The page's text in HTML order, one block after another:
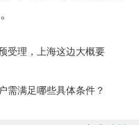
受理，上海这边大概要
需满足哪些具体条件？